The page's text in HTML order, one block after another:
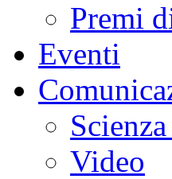
Premi
Eventi
Video